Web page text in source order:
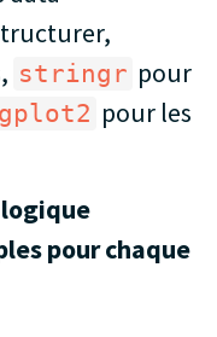
stringr pour
pour les
logique
pour chaque